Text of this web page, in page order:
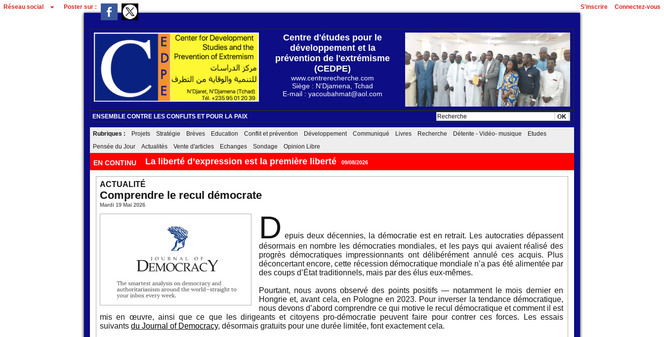
Réseau social Poster sur : Connectez-vous
S'inscrire
Centre d'études pour le
développement et la
prévention de l'extrémisme
(CEDPE)
www.centrerecherche.com
Siège : N'Djamena, Tchad
E-mail : yacoubahmat@aol.com
ENSEMBLE CONTRE LES CONFLITS ET POUR LA PAIX
Rubriques : Projets Stratégie Brèves Education Conflit et prévention Développement Communiqué Livres Recherche Détente - Vidéo- musique
Etudes
Pensée du Jour
Actualités Vente d'articles Echanges Sondage Opinion Libre
EN CONTINU رسالة إلى صديقي بكري يعقوب، قوات الدعم السريع 09/08/2026
ACTUALITÉ
Comprendre le recul démocrate
Mardi 19 Mai 2026
D epuis deux décennies, la démocratie est en retrait. Les autocraties dépassent
désormais en nombre les démocraties mondiales, et les pays qui avaient réalisé des
progrès démocratiques impressionnants ont délibérément annulé ces acquis. Plus
déconcertant encore, cette récession démocratique mondiale n’a pas été alimentée par
des coups d’État traditionnels, mais par des élus eux-mêmes.
Pourtant, nous avons observé des points positifs — notamment le mois dernier en
Hongrie et, avant cela, en Pologne en 2023. Pour inverser la tendance démocratique,
nous devons d’abord comprendre ce qui motive le recul démocratique et comment il est
mis en œuvre, ainsi que ce que les dirigeants et citoyens pro-démocratie peuvent faire pour contrer ces forces. Les essais
suivants du Journal of Democracy, désormais gratuits pour une durée limitée, font exactement cela.